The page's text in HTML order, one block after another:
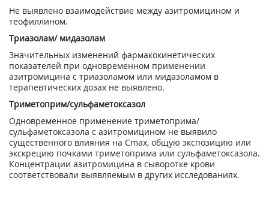
Не выявлено взаимодействие между азитромицином и
теофиллином.
Триазолам/ мидазолам
Значительных изменений фармакокинетических
показателей при одновременном применении
азитромицина с триазоламом или мидазоламом в
терапевтических дозах не выявлено.
Триметоприм/сульфаметоксазол
Одновременное применение триметоприма/
сульфаметоксазола с азитромицином не выявило
существенного влияния на Сmах, общую экспозицию или
экскрецию почками триметоприма или сульфаметоксазола.
Концентрации азитромицина в сыворотке крови
соответствовали выявляемым в других исследованиях.